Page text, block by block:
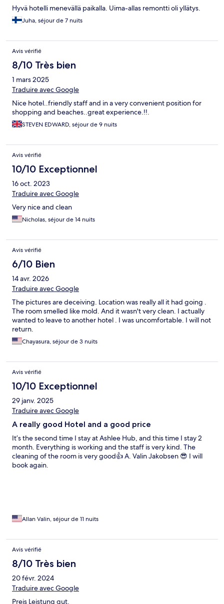
Hyvä hotelli menevällä paikalla. Uima-allas remontti oli yllätys.
Juha, séjour de 7 nuits
Avis vérifié
8/10 Très bien
1 mars 2025
Traduire avec Google
Nice hotel..friendly staff and in a very convenient position for
shopping and beaches..great experience.!!.
STEVEN EDWARD, séjour de 9 nuits
Avis vérifié
10/10 Exceptionnel
16 oct. 2023
Traduire avec Google
Very nice and clean
Nicholas, séjour de 14 nuits
Avis vérifié
6/10 Bien
14 avr. 2026
Traduire avec Google
The pictures are deceiving. Location was really all it had going .
The room smelled like mold. And it wasn't very clean. I actually
wanted to leave to another hotel . I was uncomfortable. I will not
return.
Chayasura, séjour de 3 nuits
Avis vérifié
10/10 Exceptionnel
29 janv. 2025
Traduire avec Google
A really good Hotel and a good price
It’s the second time I stay at Ashlee Hub, and this time I stay 2
month. Everything is working and the staff is very kind. The
cleaning of the room is very good👍 A. Valin Jakobsen 😎 I will
book again.
Allan Valin, séjour de 11 nuits
Avis vérifié
8/10 Très bien
20 févr. 2024
Traduire avec Google
Preis Leistung gut.